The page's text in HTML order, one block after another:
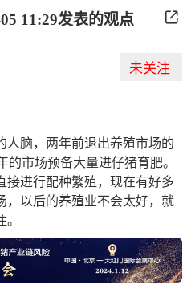
11:29发表的观点
未关注
脑，两年前退出养殖市场的
市场预备大量进仔猪育肥。
接进行配种繁殖，现在有好多
，以后的养殖业不会太好，就